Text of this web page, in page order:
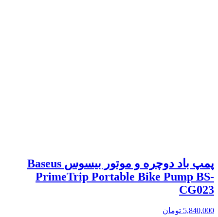
پمپ باد دوچره و موتور بیسوس Baseus
PrimeTrip Portable Bike Pump BS-
CG023
5,840,000 تومان